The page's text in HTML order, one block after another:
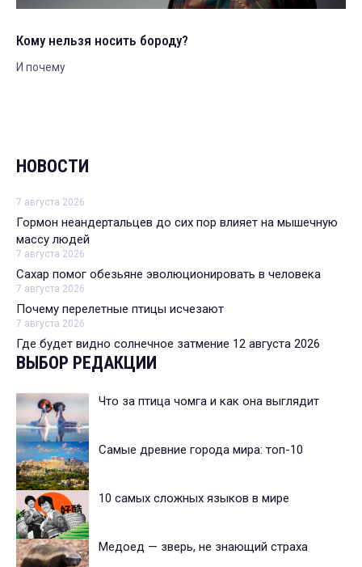
Кому нельзя носить бороду?
И почему
НОВОСТИ
7 августа 2026
Гормон неандертальцев до сих пор влияет на мышечную
массу людей
7 августа 2026
Сахар помог обезьяне эволюционировать в человека
7 августа 2026
Почему перелетные птицы исчезают
7 августа 2026
Где будет видно солнечное затмение 12 августа 2026
ВЫБОР РЕДАКЦИИ
Что за птица чомга и как она выглядит
Самые древние города мира: топ-10
10 самых сложных языков в мире
Медоед — зверь, не знающий страха